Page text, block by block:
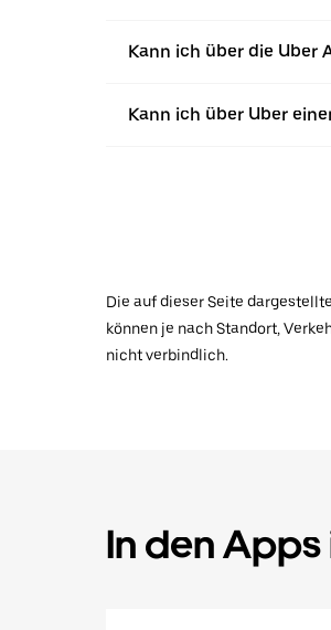
Kann ich über die Uber
Kann ich über Uber
Die auf dieser Seite
können je nach Standort,
nicht verbindlich.
In den